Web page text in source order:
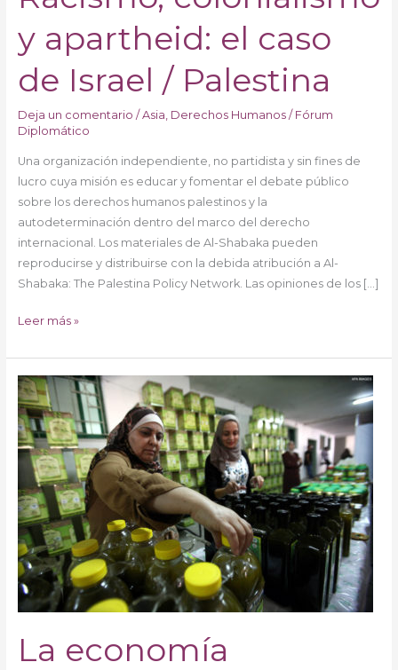
y apartheid: el caso
de Israel / Palestina
Deja un comentario / Asia, Derechos Humanos/ Fórum
Diplomático
Una organización independiente, no partidista y sin fines de
lucro cuya misión es educar y fomentar el debate público
sobre los derechos humanos palestinos y la
autodeterminación dentro del marco del derecho
internacional. Los materiales de Al-Shabaka pueden
reproducirse y distribuirse con la debida atribución a Al-
Shabaka: The Palestina Policy Network. Las opiniones de los […]
Leer más »
La economía
La
economía
palestina:
dependencia
bajo
ocupación